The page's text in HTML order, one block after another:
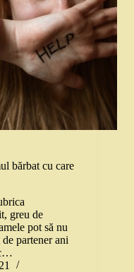
bărbat cu care
greu de
pot să nu
partener ani